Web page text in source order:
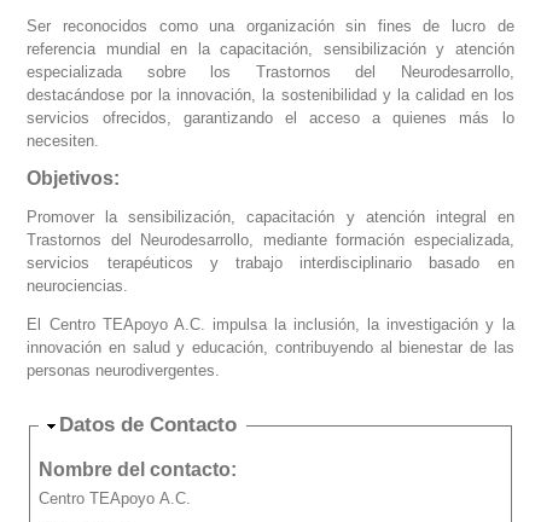
Ser reconocidos como una organización sin fines de lucro de
referencia mundial en la capacitación, sensibilización y atención
especializada sobre los Trastornos del Neurodesarrollo,
destacándose por la innovación, la sostenibilidad y la calidad en los
servicios ofrecidos, garantizando el acceso a quienes más lo
necesiten.
Objetivos:
Promover la sensibilización, capacitación y atención integral en
Trastornos del Neurodesarrollo, mediante formación especializada,
servicios terapéuticos y trabajo interdisciplinario basado en
neurociencias.
El Centro TEApoyo A.C. impulsa la inclusión, la investigación y la
innovación en salud y educación, contribuyendo al bienestar de las
personas neurodivergentes.
Ocultar
Datos de Contacto
Nombre del contacto:
Centro TEApoyo A.C.